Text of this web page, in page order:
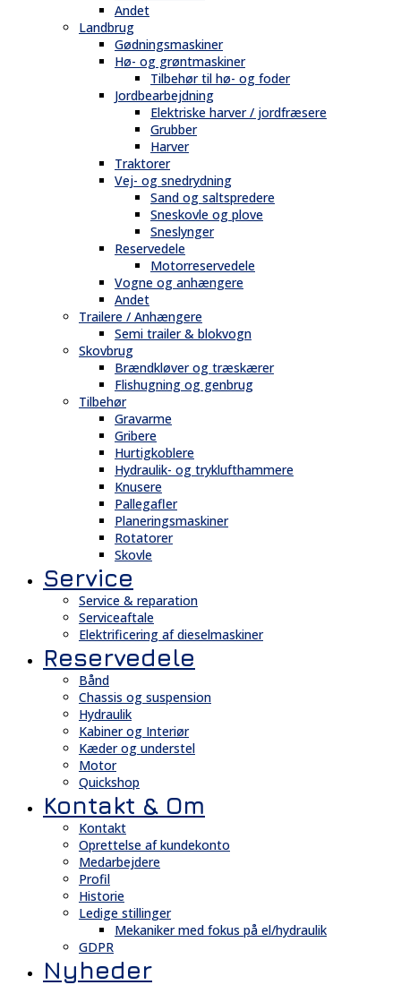
Andet
Landbrug
Gødningsmaskiner
Hø- og grøntmaskiner
Tilbehør til hø- og foder
Jordbearbejdning
Elektriske harver / jordfræsere
Grubber
Harver
Traktorer
Vej- og snedrydning
Sand og saltspredere
Sneskovle og plove
Sneslynger
Reservedele
Motorreservedele
Vogne og anhængere
Andet
Trailere / Anhængere
Semi trailer & blokvogn
Skovbrug
Brændkløver og træskærer
Flishugning og genbrug
Tilbehør
Gravarme
Gribere
Hurtigkoblere
Hydraulik- og tryklufthammere
Knusere
Pallegafler
Planeringsmaskiner
Rotatorer
Skovle
Service
Service & reparation
Serviceaftale
Elektrificering af dieselmaskiner
Reservedele
Bånd
Chassis og suspension
Hydraulik
Kabiner og Interiør
Kæder og understel
Motor
Quickshop
Kontakt & Om
Kontakt
Oprettelse af kundekonto
Medarbejdere
Profil
Historie
Ledige stillinger
Mekaniker med fokus på el/hydraulik
GDPR
Nyheder